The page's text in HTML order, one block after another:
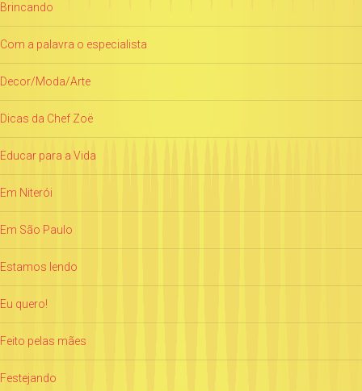
Brincando
Com a palavra o especialista
Decor/Moda/Arte
Dicas da Chef Zoë
Educar para a Vida
Em Niterói
Em São Paulo
Estamos lendo
Eu quero!
Feito pelas mães
Festejando